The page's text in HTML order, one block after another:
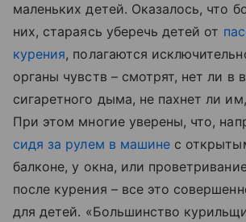
маленьких детей. Оказалось, что
них, стараясь уберечь детей от
курения, полагаются
органы чувств – смотрят, нет ли в
сигаретного дыма, не пахнет ли
При этом многие уверены, что,
сидя за рулем в машине с
балконе, у окна, или
после курения – все это
для детей. «Большинство